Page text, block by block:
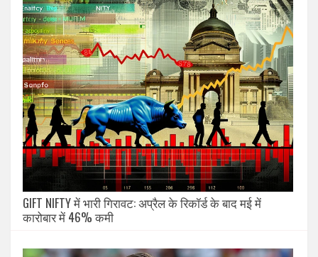
GIFT NIFTY में भारी गिरावट: अप्रैल के रिकॉर्ड के बाद मई में
कारोबार में 46% कमी